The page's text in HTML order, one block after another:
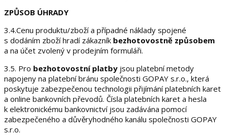
ZPŮSOB ÚHRADY
3.4.Cenu produktu/zboží a případné náklady spojené
s dodáním zboží hradí zákazník bezhotovostně způsobem
a na účet zvolený v prodejním formuláři.
3.5. Pro bezhotovostní platby jsou platební metody
napojeny na platební bránu společnosti GOPAY s.r.o., která
poskytuje zabezpečenou technologii přijímání platebních karet
a online bankovních převodů. Čísla platebních karet a hesla
k elektronickému bankovnictví jsou zadávána pomocí
zabezpečeného a důvěryhodného kanálu společnosti GOPAY
s.r.o.